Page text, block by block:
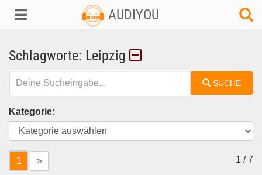
AUDIYOU
Schlagworte: Leipzig
SUCHE
Kategorie:
1 » 1 / 7